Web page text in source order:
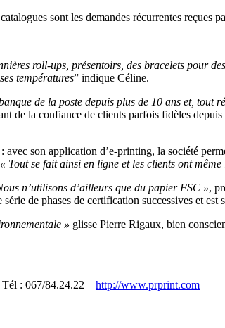
sont les demandes récurrentes reçues
roll-ups, présentoirs, des bracelets pour
températures” indique Céline.
de la poste depuis plus de 10 ans et,
de la confiance de clients parfois fidèles
son application d’e-printing, la société
« Tout se fait ainsi en ligne et les clients ont
n’utilisons d’ailleurs que du papier FSC »,
de phases de certification successives et est
» glisse Pierre Rigaux, bien
: 067/84.24.22 – http://www.prprint.com